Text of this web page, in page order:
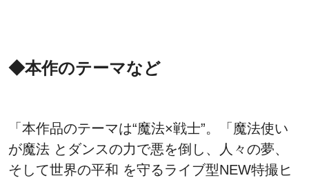
◆本作のテーマなど
「本作品のテーマは“魔法×戦士”。「魔法使い
が魔法 とダンスの力で悪を倒し、人々の夢、
そして世界の平和 を守るライブ型NEW特撮ヒ